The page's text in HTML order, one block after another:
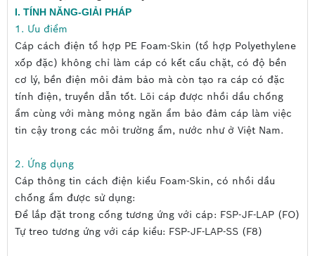
Tiêu chuẩn cáp thông tin cách điện kiểu Foam-Skin
của VinaCap phù hợp với các tiêu chuẩn quốc tế phổ
biến như:
Tiêu chuẩn: IEC 708-(1÷4); ICEA S – 84 – 608
1998; REA-PE 38 (Mỹ).v.v…
Tiêu chuẩn Việt Nam: TCN 68-132: 1998 (Tiêu
chuẩn ngành do Bộ Thông tin và Truyền thông
I. TÍNH NĂNG-GIẢI PHÁP
1. Ưu điểm
Cáp cách điện tổ hợp PE Foam-Skin (tổ hợp Polyethylene
xốp đặc) không chỉ làm cáp có kết cấu chặt, có độ bền
cơ lý, bền điện môi đảm bảo mà còn tạo ra cáp có đặc
tính điện, truyền dẫn tốt. Lõi cáp được nhồi dầu chống
ẩm cùng với màng mỏng ngăn ẩm bảo đảm cáp làm việc
tin cậy trong các môi trường ẩm, nước như ở Việt Nam.
2. Ứng dụng
Cáp thông tin cách điện kiểu Foam-Skin, có nhồi dầu
chống ẩm được sử dụng:
Để lắp đặt trong cống tương ứng với cáp: FSP-JF-LAP (FO)
Tự treo tương ứng với cáp kiểu: FSP-JF-LAP-SS (F8)